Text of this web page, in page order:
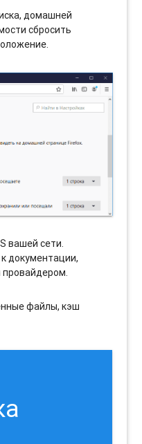
домашней
сбросить
вашей сети.
документации,
файлы, кэш